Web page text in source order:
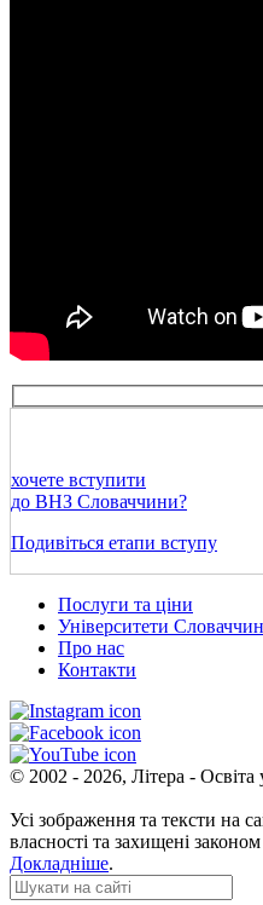
хочете вступити
до ВНЗ Словаччини?
Подивіться етапи вступу
Послуги та ціни
Університети
Про нас
Контакти
© 2002 - 2026, Літера - Освіта
Усі зображення та тексти на
власності та захищені
Докладніше.